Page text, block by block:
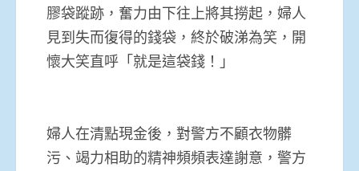
膠袋蹤跡，奮力由下往上將其撈起，婦人
見到失而復得的錢袋，終於破涕為笑，開
懷大笑直呼「就是這袋錢！」
婦人在清點現金後，對警方不顧衣物髒
污、竭力相助的精神頻頻表達謝意，警方